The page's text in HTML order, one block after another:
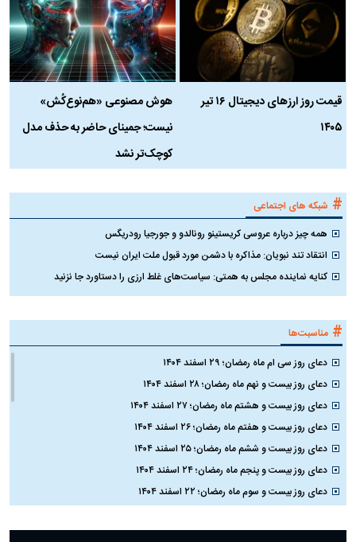
قیمت روز ارز‌های دیجیتال ۱۶ تیر
۱۴۰۵
هوش مصنوعی «هم‌نوع‌کُش»
نیست؛ جمینای حاضر به حذف مدل
کوچک‌تر نشد
# شبکه های اجتماعی
همه چیز درباره عروسی کریستینو رونالدو و جورجیا رودریگس
انتقاد تند نبویان: مذاکره با دشمن مورد قبول ملت ایران نیست
کنایه نماینده مجلس به همتی: سیاست‌های غلط ارزی را دستاورد جا نزنید
# مناسبت‌ها
دعای روز سی ام ماه رمضان؛ ۲۹ اسفند ۱۴۰۴
دعای روز بیست و نهم ماه رمضان؛ ۲۸ اسفند ۱۴۰۴
دعای روز بیست و هشتم ماه رمضان؛ ۲۷ اسفند ۱۴۰۴
دعای روز بیست و هفتم ماه رمضان؛ ۲۶ اسفند ۱۴۰۴
دعای روز بیست و ششم ماه رمضان؛ ۲۵ اسفند ۱۴۰۴
دعای روز بیست و پنجم ماه رمضان؛ ۲۴ اسفند ۱۴۰۴
دعای روز بیست و سوم ماه رمضان؛ ۲۲ اسفند ۱۴۰۴
دعای روز بیستم ماه رمضان؛ ۱۹ اسفند ۱۴۰۴